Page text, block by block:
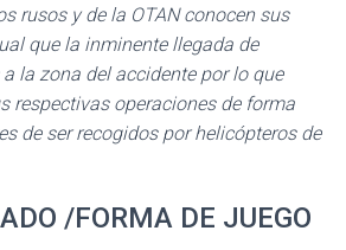
rusos y de la OTAN conocen sus
que la inminente llegada de
la zona del accidente por lo que
respectivas operaciones de forma
de ser recogidos por helicópteros de
/FORMA DE JUEGO